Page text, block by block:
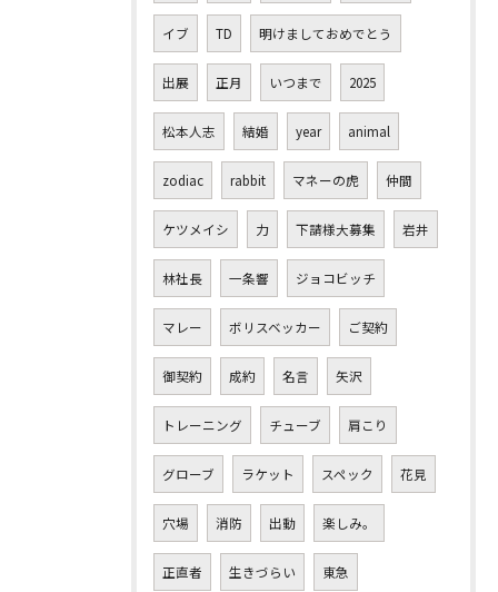
イブ TD 明けましておめでとう
出展 正月 いつまで 2025
松本人志 結婚 year animal
zodiac rabbit マネーの虎 仲間
ケツメイシ 力 下請様大募集 岩井
林社長 一条響 ジョコビッチ
マレー ボリスベッカー ご契約
御契約 成約 名言 矢沢
トレーニング チューブ 肩こり
グローブ ラケット スペック 花見
穴場 消防 出動 楽しみ。
正直者 生きづらい 東急